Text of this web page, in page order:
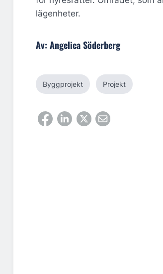
lägenheter.
Av: Angelica Söderberg
Byggprojekt Projekt